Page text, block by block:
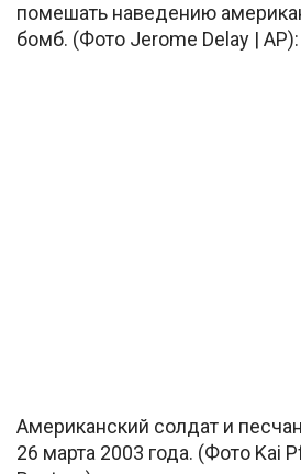
помешать наведению
бомб. (Фото Jerome Delay | AP):
Американский солдат и
26 марта 2003 года. (Фото Kai